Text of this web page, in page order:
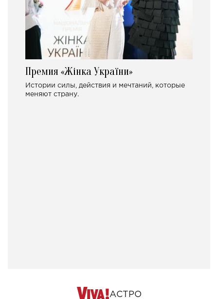
Премия «Жінка України»
Истории силы, действия и мечтаний, которые
меняют страну.
АСТРО